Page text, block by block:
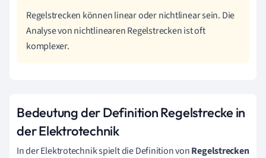
Regelstrecken können linear oder nichtlinear sein. Die
Analyse von nichtlinearen Regelstrecken ist oft
komplexer.
Bedeutung der Definition Regelstrecke in
der Elektrotechnik
In der Elektrotechnik spielt die Definition vonRegelstrecken